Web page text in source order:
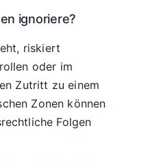
ignoriere?
riskiert
oder im
Zutritt zu einem
Zonen können
Folgen